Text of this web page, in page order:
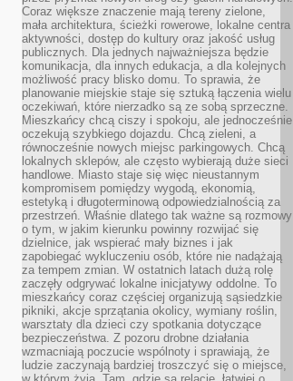
Coraz większe znaczenie mają tereny zielone,
mała architektura, ścieżki rowerowe, lokalne centra
aktywności, dostęp do kultury oraz jakość usług
publicznych. Dla jednych najważniejsza będzie
komunikacja, dla innych edukacja, a dla kolejnych
możliwość pracy blisko domu. To sprawia, że
planowanie miejskie staje się sztuką łączenia wielu
oczekiwań, które nierzadko są ze sobą sprzeczne.
Mieszkańcy chcą ciszy i spokoju, ale jednocześnie
oczekują szybkiego dojazdu. Chcą zieleni, a
równocześnie nowych miejsc parkingowych. Chcą
lokalnych sklepów, ale często wybierają duże sieci
handlowe. Miasto staje się więc nieustannym
kompromisem pomiędzy wygodą, ekonomią,
estetyką i długoterminową odpowiedzialnością za
przestrzeń. Właśnie dlatego tak ważne są rozmowy
o tym, w jakim kierunku powinny rozwijać się
dzielnice, jak wspierać mały biznes i jak
zapobiegać wykluczeniu osób, które nie nadążają
za tempem zmian. W ostatnich latach dużą rolę
zaczęły odgrywać lokalne inicjatywy oddolne. To
mieszkańcy coraz częściej organizują sąsiedzkie
pikniki, akcje sprzątania okolicy, wymiany roślin,
warsztaty dla dzieci czy spotkania dotyczące
bezpieczeństwa. Z pozoru drobne działania
wzmacniają poczucie wspólnoty i sprawiają, że
ludzie zaczynają bardziej troszczyć się o miejsce,